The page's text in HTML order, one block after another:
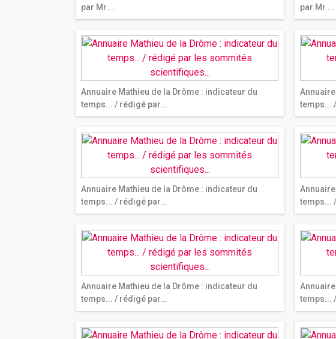
par Mr....
par Mr....
Annuaire Mathieu de la Drôme : indicateur du
temps... / rédigé par...
temps...
Annuaire Mathieu de la Drôme : indicateur du
temps... / rédigé par...
temps...
Annuaire Mathieu de la Drôme : indicateur du
temps... / rédigé par...
temps...